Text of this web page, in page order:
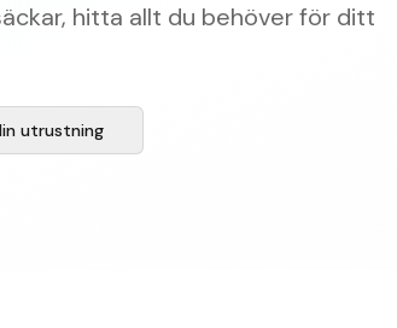
hitta allt du behöver för ditt
utrustning